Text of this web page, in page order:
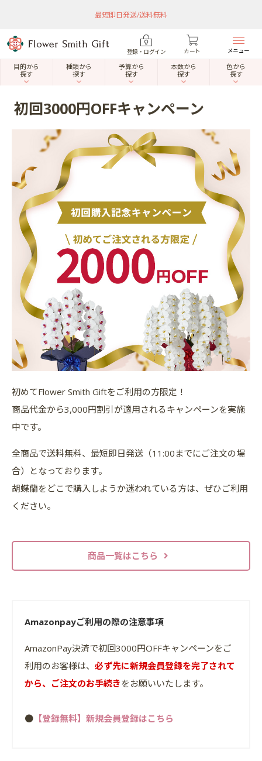
最短即日発送/送料無料
登録・ログイン カート メニュー
目的から
探す
種類から
探す
予算から
探す
本数から
探す
色から
探す
初回3000円OFFキャンペーン
初めてFlower Smith Giftをご利用の方限定！
商品代金から3,000円割引が適用されるキャンペーンを実施
中です。
全商品で送料無料、最短即日発送（11:00までにご注文の場
合）となっております。
胡蝶蘭をどこで購入しようか迷われている方は、ぜひご利用
ください。
商品一覧はこちら
Amazonpayご利用の際の注意事項
AmazonPay決済で初回3000円OFFキャンペーンをご
利用のお客様は、 必ず先に新規会員登録を完了されて
から、ご注文のお手続きをお願いいたします。
● 【登録無料】新規会員登録はこちら